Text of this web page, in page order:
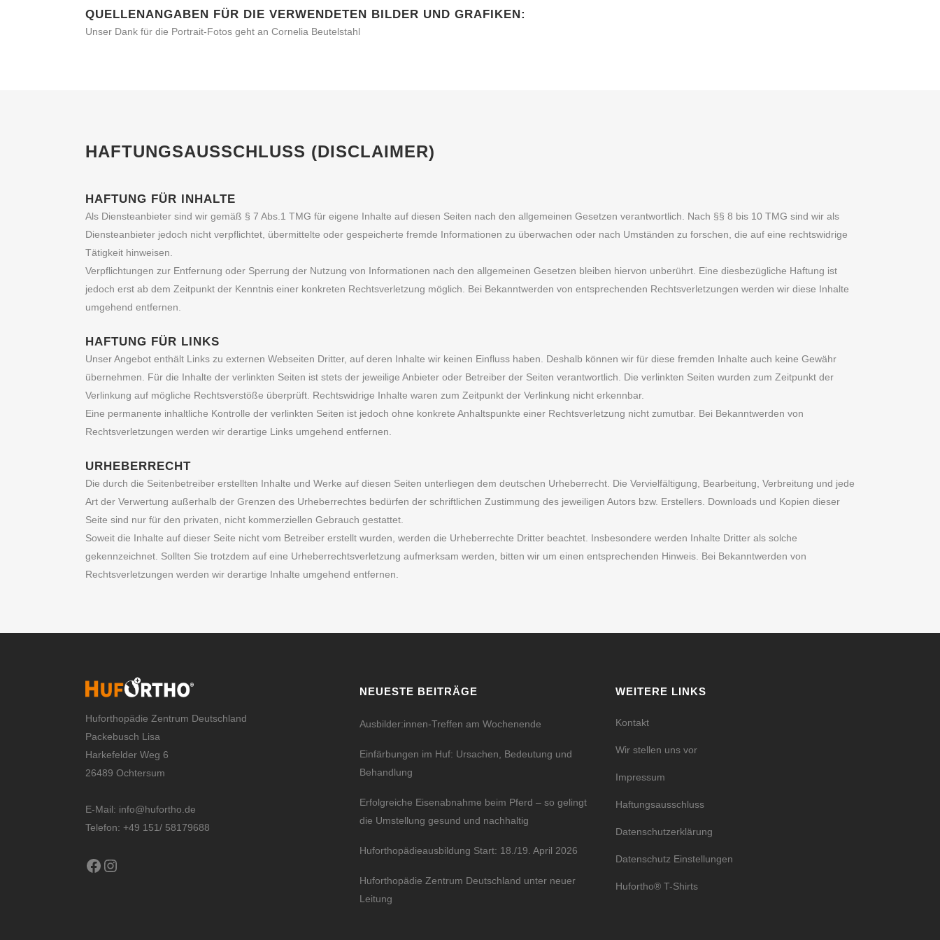
QUELLENANGABEN FÜR DIE VERWENDETEN BILDER UND GRAFIKEN:
Unser Dank für die Portrait-Fotos geht an Cornelia Beutelstahl
HAFTUNGSAUSSCHLUSS (DISCLAIMER)
HAFTUNG FÜR INHALTE
Als Diensteanbieter sind wir gemäß § 7 Abs.1 TMG für eigene Inhalte auf diesen Seiten nach den allgemeinen Gesetzen verantwortlich. Nach §§ 8 bis 10 TMG sind wir als
Diensteanbieter jedoch nicht verpflichtet, übermittelte oder gespeicherte fremde Informationen zu überwachen oder nach Umständen zu forschen, die auf eine rechtswidrige
Tätigkeit hinweisen.
Verpflichtungen zur Entfernung oder Sperrung der Nutzung von Informationen nach den allgemeinen Gesetzen bleiben hiervon unberührt. Eine diesbezügliche Haftung ist
jedoch erst ab dem Zeitpunkt der Kenntnis einer konkreten Rechtsverletzung möglich. Bei Bekanntwerden von entsprechenden Rechtsverletzungen werden wir diese Inhalte
umgehend entfernen.
HAFTUNG FÜR LINKS
Unser Angebot enthält Links zu externen Webseiten Dritter, auf deren Inhalte wir keinen Einfluss haben. Deshalb können wir für diese fremden Inhalte auch keine Gewähr
übernehmen. Für die Inhalte der verlinkten Seiten ist stets der jeweilige Anbieter oder Betreiber der Seiten verantwortlich. Die verlinkten Seiten wurden zum Zeitpunkt der
Verlinkung auf mögliche Rechtsverstöße überprüft. Rechtswidrige Inhalte waren zum Zeitpunkt der Verlinkung nicht erkennbar.
Eine permanente inhaltliche Kontrolle der verlinkten Seiten ist jedoch ohne konkrete Anhaltspunkte einer Rechtsverletzung nicht zumutbar. Bei Bekanntwerden von
Rechtsverletzungen werden wir derartige Links umgehend entfernen.
URHEBERRECHT
Die durch die Seitenbetreiber erstellten Inhalte und Werke auf diesen Seiten unterliegen dem deutschen Urheberrecht. Die Vervielfältigung, Bearbeitung, Verbreitung und jede
Art der Verwertung außerhalb der Grenzen des Urheberrechtes bedürfen der schriftlichen Zustimmung des jeweiligen Autors bzw. Erstellers. Downloads und Kopien dieser
Seite sind nur für den privaten, nicht kommerziellen Gebrauch gestattet.
Soweit die Inhalte auf dieser Seite nicht vom Betreiber erstellt wurden, werden die Urheberrechte Dritter beachtet. Insbesondere werden Inhalte Dritter als solche
gekennzeichnet. Sollten Sie trotzdem auf eine Urheberrechtsverletzung aufmerksam werden, bitten wir um einen entsprechenden Hinweis. Bei Bekanntwerden von
Rechtsverletzungen werden wir derartige Inhalte umgehend entfernen.
Huforthopädie Zentrum Deutschland
Packebusch Lisa
Harkefelder Weg 6
26489 Ochtersum
E-Mail: info@hufortho.de
Telefon: +49 151/ 58179688
Facebook
Instagram
NEUESTE BEITRÄGE
Ausbilder:innen-Treffen am Wochenende
Einfärbungen im Huf: Ursachen, Bedeutung und
Behandlung
Erfolgreiche Eisenabnahme beim Pferd – so gelingt
die Umstellung gesund und nachhaltig
Huforthopädieausbildung Start: 18./19. April 2026
Huforthopädie Zentrum Deutschland unter neuer
Leitung
WEITERE LINKS
Kontakt
Wir stellen uns vor
Impressum
Haftungsausschluss
Datenschutzerklärung
Datenschutz Einstellungen
Hufortho® T-Shirts